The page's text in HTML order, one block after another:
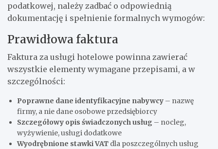
podatkowej, należy zadbać o odpowiednią
dokumentację i spełnienie formalnych wymogów:
Prawidłowa faktura
Faktura za usługi hotelowe powinna zawierać
wszystkie elementy wymagane przepisami, a w
szczególności:
Poprawne dane identyfikacyjne nabywcy – nazwę
firmy, a nie dane osobowe przedsiębiorcy
Szczegółowy opis świadczonych usług – nocleg,
wyżywienie, usługi dodatkowe
Wyodrębnione stawki VAT dla poszczególnych usług